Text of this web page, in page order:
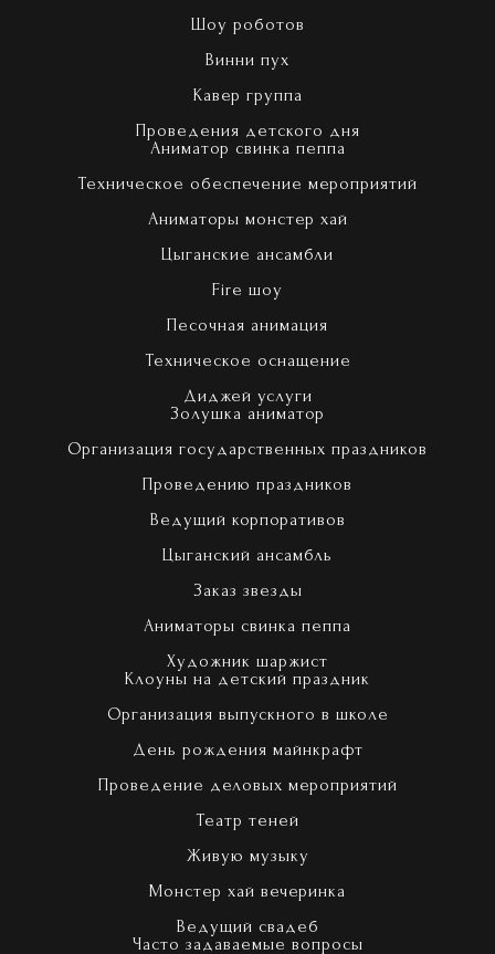
Шоу роботов
Винни пух
Кавер группа
Проведения детского дня
Аниматор свинка пеппа
Техническое обеспечение мероприятий
Аниматоры монстер хай
Цыганские ансамбли
Fire шоу
Песочная анимация
Техническое оснащение
Диджей услуги
Золушка аниматор
Организация государственных праздников
Проведению праздников
Ведущий корпоративов
Цыганский ансамбль
Заказ звезды
Аниматоры свинка пеппа
Художник шаржист
Клоуны на детский праздник
Организация выпускного в школе
День рождения майнкрафт
Проведение деловых мероприятий
Театр теней
Живую музыку
Монстер хай вечеринка
Ведущий свадеб
Часто задаваемые вопросы